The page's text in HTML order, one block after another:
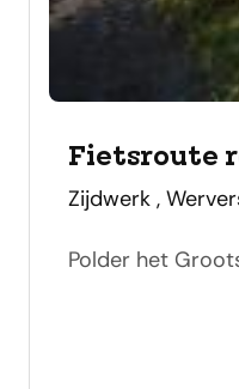
Fietsroute
adres
Zijdwerk ,
Polder het